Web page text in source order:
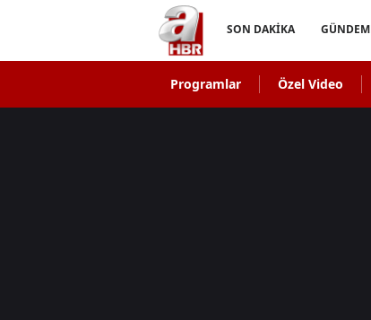
SON DAKİKA GÜNDEM
Programlar Özel Video